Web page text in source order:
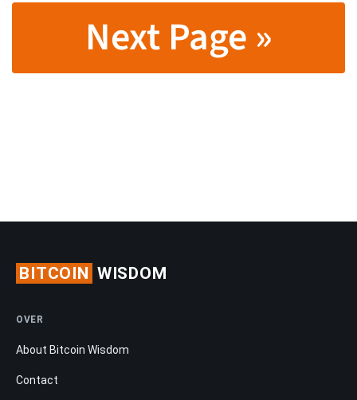
Next Page »
BITCOIN WISDOM
OVER
About Bitcoin Wisdom
Contact